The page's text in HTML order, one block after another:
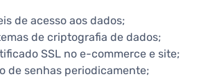
de acesso aos dados;
de criptografia de dados;
SSL no e-commerce e site;
de senhas periodicamente;